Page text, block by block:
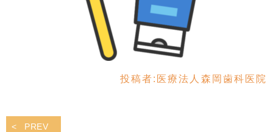
投稿者: 医療法人森岡歯科医院
PREV